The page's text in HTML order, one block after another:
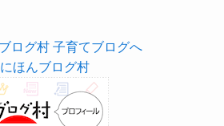
にほんブログ村